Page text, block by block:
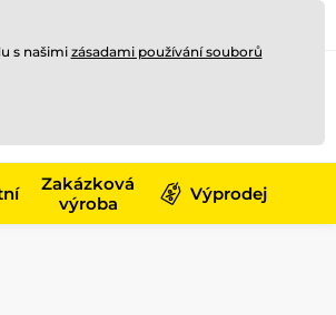
Zakázková
výroba
Výprodej
s našimi zásadami používání souborů